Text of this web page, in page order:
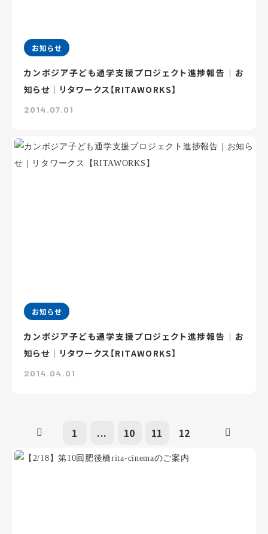
お知らせ
カンボジア子ども通学支援プロジェクト進捗報告｜お
知らせ｜リタワークス【RITAWORKS】
2014.07.01
お知らせ
カンボジア子ども通学支援プロジェクト進捗報告｜お
知らせ｜リタワークス【RITAWORKS】
2014.04.01
1 ... 10 11 12